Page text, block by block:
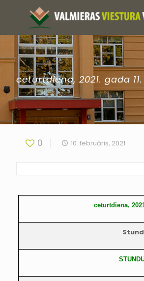
ceturtdiena, 2021. gada
0 10. februāris, 2021
ceturtdiena,